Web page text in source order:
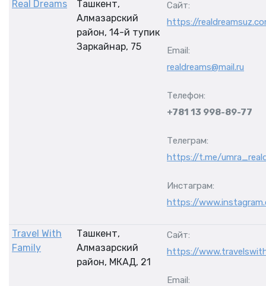
Real Dreams
Ташкент,
Алмазарский
район, 14-й тупик
Заркайнар, 75
Сайт:
https://
Email:
realdreams@mail.ru
Телефон:
+781 13 998-89-77
Телеграм:
https://t.me/
Инстаграм:
https://
Travel With
Family
Ташкент,
Алмазарский
район, МКАД, 21
Сайт:
https://
Email: